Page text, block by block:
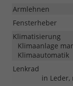
Armlehnen
Fensterheber
Klimatisierung
Klimaanlage
Klimaautomatik
Lenkrad
in